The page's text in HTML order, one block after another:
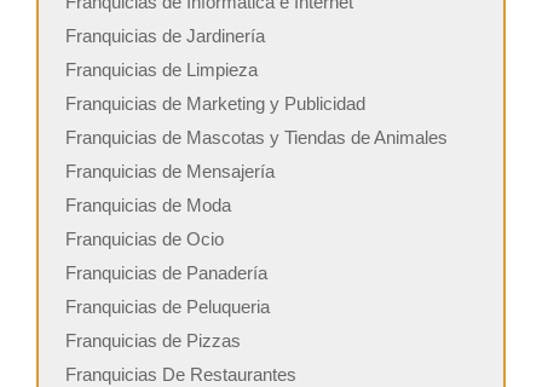
Franquicias de Jardinería
Franquicias de Limpieza
Franquicias de Marketing y Publicidad
Franquicias de Mascotas y Tiendas de Animales
Franquicias de Mensajería
Franquicias de Moda
Franquicias de Ocio
Franquicias de Panadería
Franquicias de Peluqueria
Franquicias de Pizzas
Franquicias De Restaurantes